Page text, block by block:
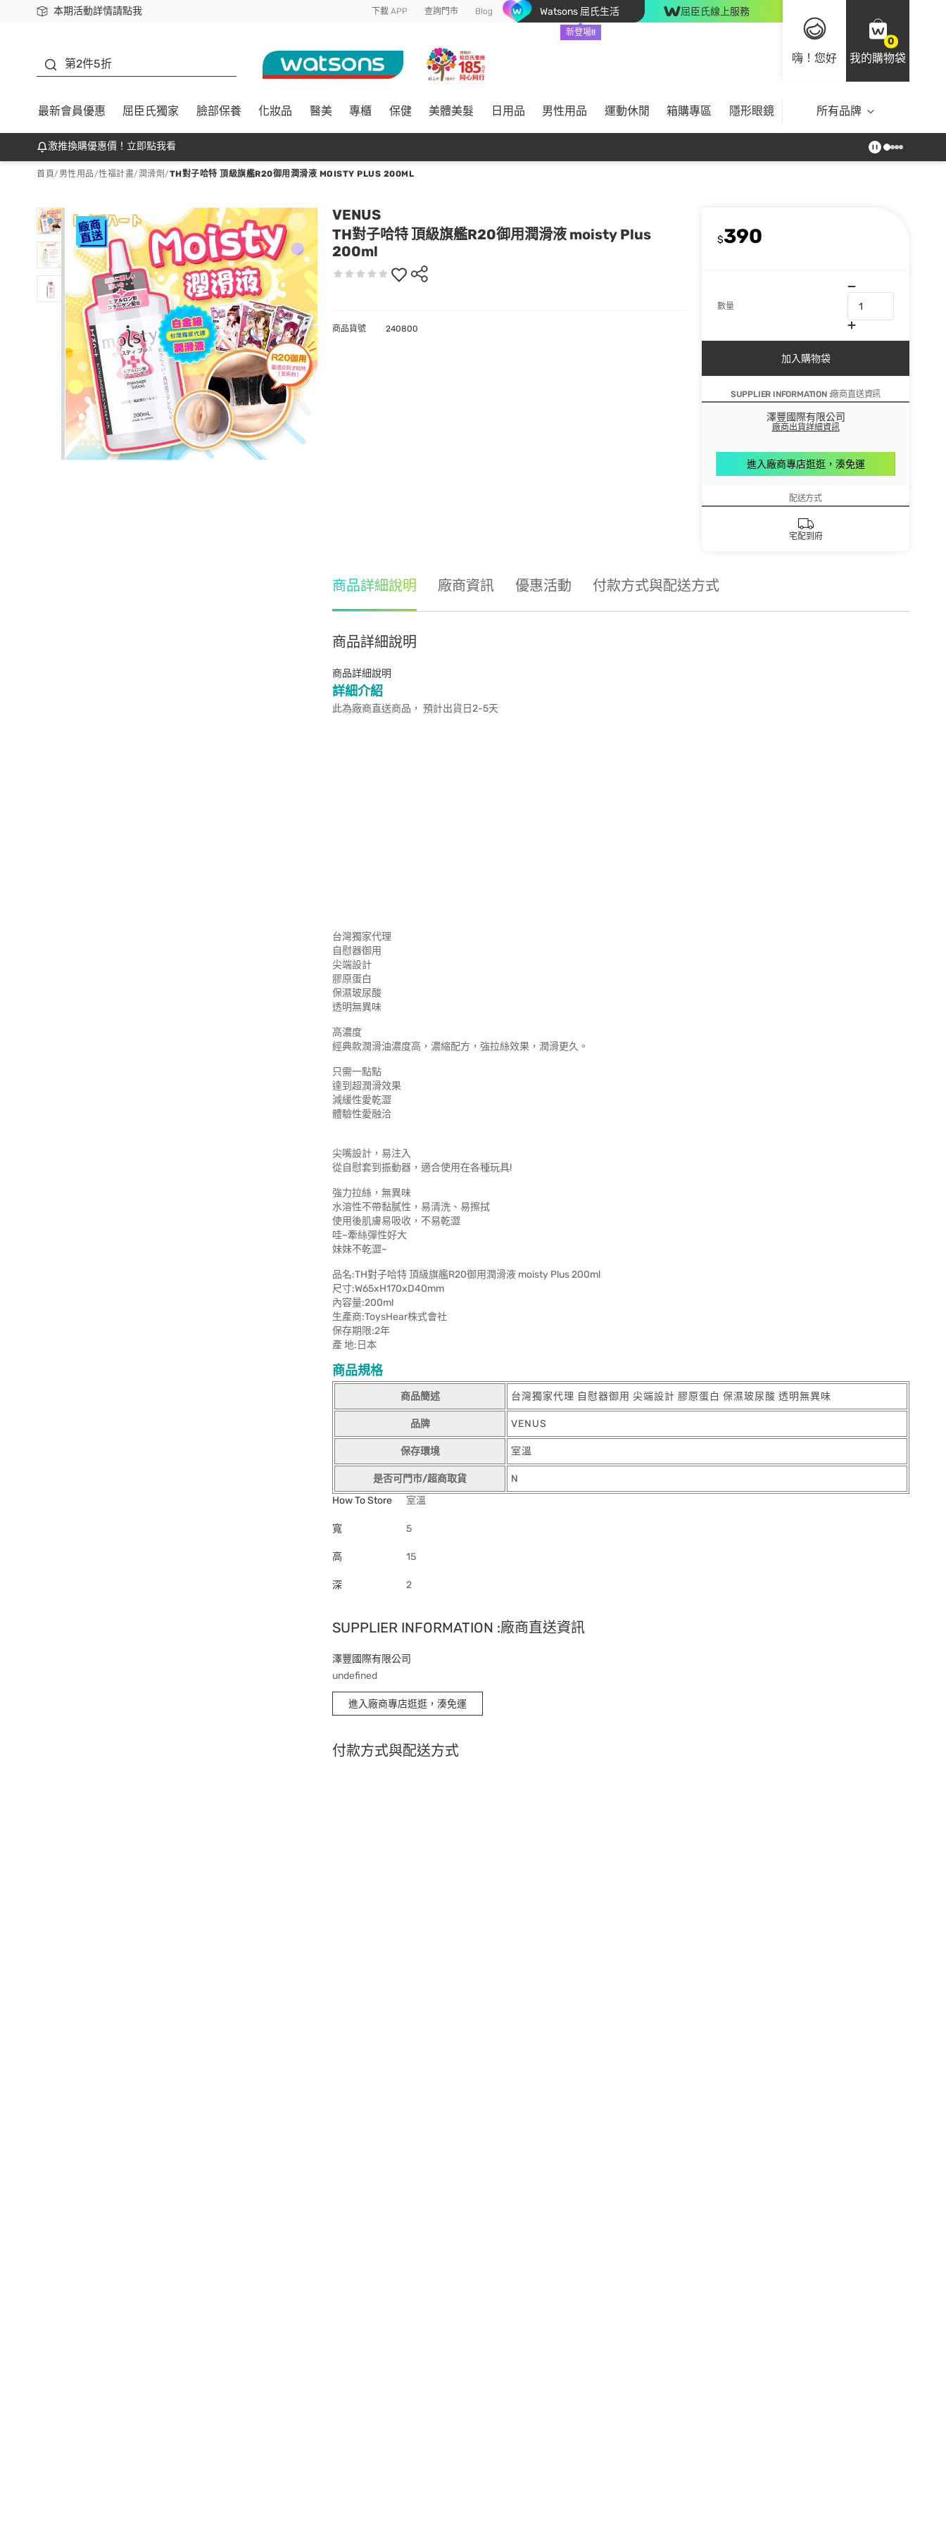
本期活動詳情請點我
下載app最高回饋$350 下載 APP 查詢門市 Blog Watsons 屈氏生活
新登場!!
屈臣氏線上服務
嗨！您好
0
我的購物袋
第2件5折
最新會員優惠 屈臣氏獨家 臉部保養 化妝品 醫美 專櫃 保健 美體美髮 日用品 男性用品 運動休閒 箱購專區 隱形眼鏡 所有品牌
激推換購優惠價！立即點我看
首頁/ 男性用品/性福計畫/潤滑劑 /TH對子哈特 頂級旗艦R20御用潤滑液 MOISTY PLUS 200ML
VENUS
TH對子哈特 頂級旗艦R20御用潤滑液 moisty Plus
200ml
$390
數量
加入購物袋
SUPPLIER INFORMATION :廠商直送資訊
澤豐國際有限公司
廠商出貨詳細資訊
進入廠商專店逛逛，湊免運
配送方式
宅配到府
商品貨號 240800
商品詳細說明 廠商資訊 優惠活動 付款方式與配送方式
商品詳細說明
商品詳細說明
詳細介紹
此為廠商直送商品， 預計出貨日2-5天
台灣獨家代理
自慰器御用
尖端設計
膠原蛋白
保濕玻尿酸
透明無異味
高濃度
經典款潤滑油濃度高，濃縮配方，強拉絲效果，潤滑更久。
只需一點點
達到超潤滑效果
減緩性愛乾澀
體驗性愛融洽
尖嘴設計，易注入
從自慰套到振動器，適合使用在各種玩具!
強力拉絲，無異味
水溶性不帶黏膩性，易清洗、易擦拭
使用後肌膚易吸收，不易乾澀
哇~牽絲彈性好大
妹妹不乾澀~
品名:TH對子哈特 頂級旗艦R20御用潤滑液 moisty Plus 200ml
尺寸:W65xH170xD40mm
內容量:200ml
生產商:ToysHear株式會社
保存期限:2年
產 地:日本
商品規格
商品簡述 台灣獨家代理 自慰器御用 尖端設計 膠原蛋白 保濕玻尿酸 透明無異味
品牌 VENUS
保存環境 室溫
是否可門市/超商取貨
N
How To Store
室溫
寬 5
高 15
深 2
SUPPLIER INFORMATION :廠商直送資訊
澤豐國際有限公司
undefined
進入廠商專店逛逛，湊免運
付款方式與配送方式